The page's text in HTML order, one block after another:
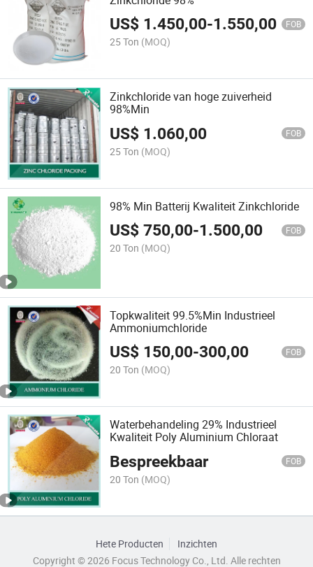
US$ 1.450,00-1.550,00 FOB
25 Ton (MOQ)
Zinkchloride van hoge zuiverheid
98%Min
US$ 1.060,00 FOB
25 Ton (MOQ)
98% Min Batterij Kwaliteit Zinkchloride
US$750,00-1.500,00 FOB
20 Ton (MOQ)
Topkwaliteit 99.5%Min Industrieel
Ammoniumchloride
US$ 150,00-300,00 FOB
20 Ton (MOQ)
Waterbehandeling 29% Industrieel
Kwaliteit Poly Aluminium Chloraat
Bespreekbaar FOB
20 Ton (MOQ)
Hete Producten
Inzichten
Copyright © 2026 Focus Technology Co., Ltd. Alle rechten